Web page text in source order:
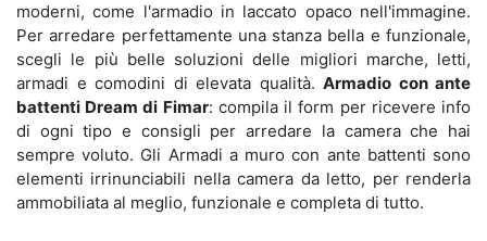
moderni, come l'armadio in laccato opaco nell'immagine.
Per arredare perfettamente una stanza bella e funzionale,
scegli le più belle soluzioni delle migliori marche, letti,
armadi e comodini di elevata qualità. Armadio con ante
battenti Dream di Fimar: compila il form per ricevere info
di ogni tipo e consigli per arredare la camera che hai
sempre voluto. Gli Armadi a muro con ante battenti sono
elementi irrinunciabili nella camera da letto, per renderla
ammobiliata al meglio, funzionale e completa di tutto.